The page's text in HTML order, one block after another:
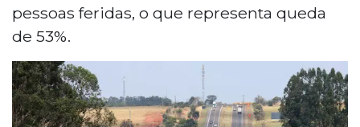
pessoas feridas, o que representa queda
de 53%.